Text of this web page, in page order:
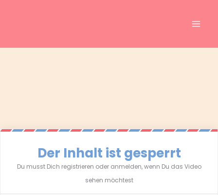
Der Inhalt ist gesperrt
Du musst Dich registrieren oder anmelden, wenn Du das Video
sehen möchtest